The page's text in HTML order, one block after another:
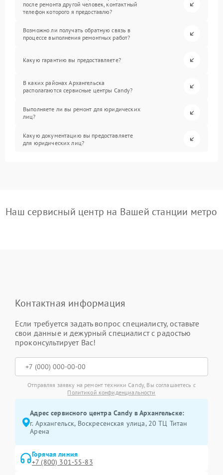
после ремонта другой человек, контактный
телефон которого я предоставлю?
Возможно ли получать обратную связь в
процессе выполнения ремонтных работ?
Какую гарантию вы предоставляете?
В каких районах Архангельска
располагаются сервисные центры Candy?
Выполняете ли вы ремонт для юридических
лиц?
Какую документацию вы предоставляете
для юридических лиц?
Наш сервисный центр на Вашей станции метро
Контактная информация
Если требуется задать вопрос специалисту, оставьте
свои данные и дежурный специалист с радостью
проконсультирует Вас!
Отправляя заявку на ремонт техники Candy, Вы соглашаетесь с
Политикой конфиденциальности
Адрес сервисного центра Candy в Архангельске:
г. Архангельск, Воскресенская улица, 20 ТЦ Титан
Арена
Горячая линия
+7 (800) 301-55-83